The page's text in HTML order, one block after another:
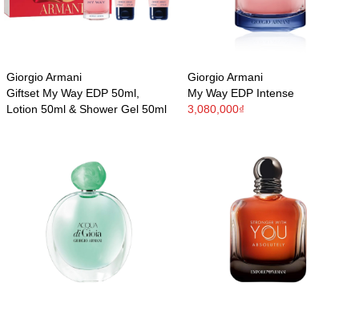
Giorgio Armani
Giftset My Way EDP 50ml,
Lotion 50ml & Shower Gel 50ml
Giorgio Armani
My Way EDP Intense
3,080,000₫